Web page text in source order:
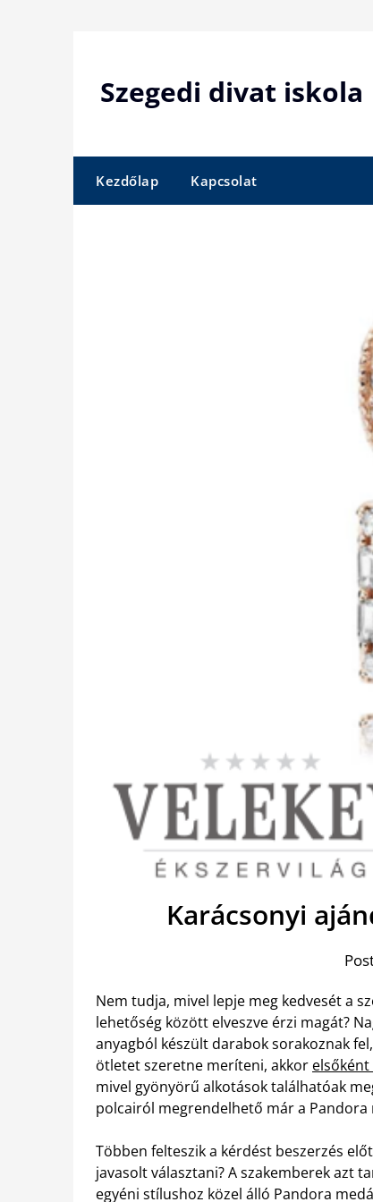
Szegedi divat iskola
Kezdőlap Kapcsolat
Karácsonyi
Nem tudja, mivel lepje meg kedvesét a
lehetőség között elveszve érzi magát?
anyagból készült darabok sorakoznak
ötletet szeretne meríteni, akkor
mivel gyönyörű alkotások találhatóak
polcairól megrendelhető már a Pandora
Többen felteszik a kérdést beszerzés
javasolt választani? A szakemberek azt
egyéni stílushoz közel álló Pandora